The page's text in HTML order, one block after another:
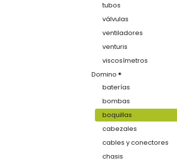
tubos
válvulas
ventiladores
venturis
viscosímetros
Domino ®
baterías
bombas
boquillas
cabezales
cables y conectores
chasis